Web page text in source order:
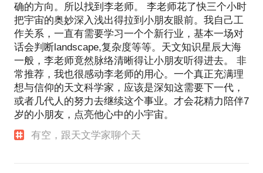
确的方向。所以找到李老师。 李老师花了快三个小时
把宇宙的奥妙深入浅出得拉到小朋友眼前。我自己工
作关系，一直有需要学习一个个新行业，基本一场对
话会判断landscape,复杂度等等。天文知识星辰大海
一般，李老师竟然脉络清晰得让小朋友听得进去。 非
常推荐，我也很感动李老师的用心。一个真正充满理
想与信仰的天文科学家，应该是深知这需要下一代，
或者几代人的努力去继续这个事业。才会花精力陪伴7
岁的小朋友，点亮他心中的小宇宙。
有空，跟天文学家聊个天